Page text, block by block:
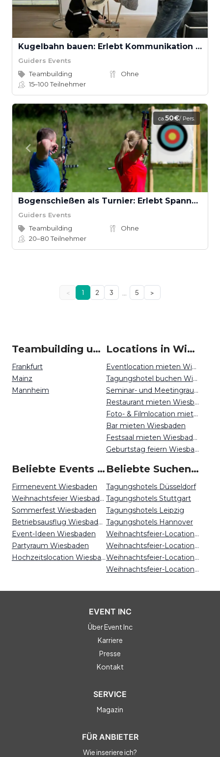
Kugelbahn bauen: Erlebt Kommunikation und Teamarbeit
Guiders Events
Teambuilding
Ohne
15–100Teilnehmer
ca.50€/ Pers.
Bogenschießen als Turnier: Erlebt Spannung und Fokus
Guiders Events
Teambuilding
Ohne
20–80Teilnehmer
< 1 2 3 … 5 >
Teambuilding um Wiesbaden
Frankfurt
Mainz
Mannheim
Locations in Wiesbaden mieten
Eventlocation mieten Wiesbaden
Tagungshotel buchen Wiesbaden
Seminar- und Meetingraum mieten Wiesbaden
Restaurant mieten Wiesbaden
Foto- & Filmlocation mieten Wiesbaden
Bar mieten Wiesbaden
Festsaal mieten Wiesbaden
Geburtstag feiern Wiesbaden
Beliebte Events in Wiesbaden
Firmenevent Wiesbaden
Weihnachtsfeier Wiesbaden
Sommerfest Wiesbaden
Betriebsausflug Wiesbaden
Event-Ideen Wiesbaden
Partyraum Wiesbaden
Hochzeitslocation Wiesbaden
Beliebte Suchen auf Event Inc
Tagungshotels Düsseldorf
Tagungshotels Stuttgart
Tagungshotels Leipzig
Tagungshotels Hannover
Weihnachtsfeier-Locations Kassel
Weihnachtsfeier-Locations Magdeburg
Weihnachtsfeier-Locations Dortmund
Weihnachtsfeier-Locations Berlin
EVENT INC
Über Event Inc
Karriere
Presse
Kontakt
SERVICE
Magazin
FÜR ANBIETER
Wie inseriere ich?